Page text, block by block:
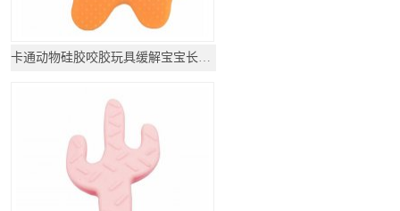
卡通动物硅胶咬胶玩具缓解宝宝长牙不适